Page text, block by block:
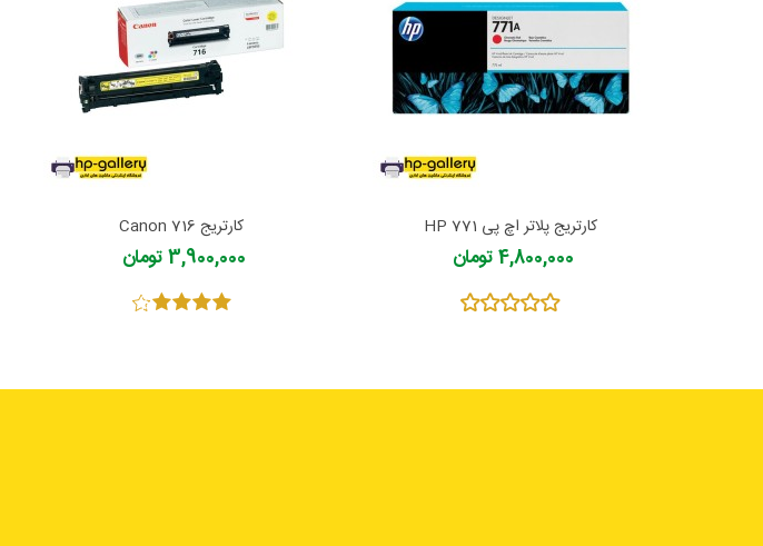
کارتریج پلاتر اچ پی 771 HP
4,800,000 تومان
کارتریج 716 Canon
3,900,000 تومان